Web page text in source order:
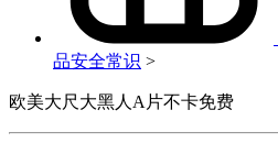
品安全常识 >
欧美大尺大黑人A片不卡免费